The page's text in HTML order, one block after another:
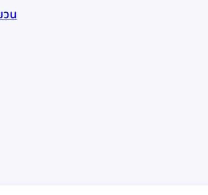
วน